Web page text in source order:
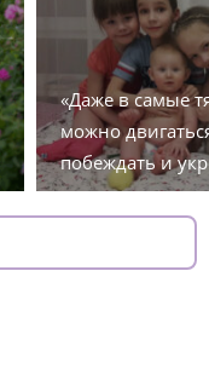
«Даже в самые
можно
побеждать и